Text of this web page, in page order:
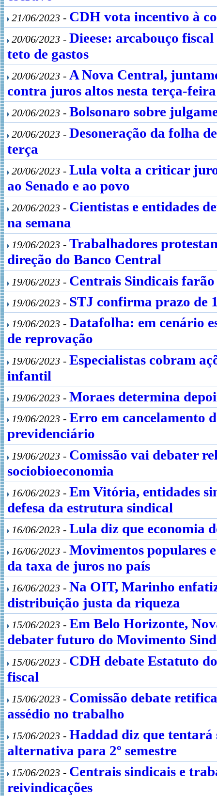
21/06/2023 - CDH vota incentivo à
20/06/2023 - Dieese: arcabouço
teto de gastos
20/06/2023 - A Nova Central,
contra juros altos nesta terça-
20/06/2023 - Bolsonaro sobre
20/06/2023 - Desoneração da folha
terça
20/06/2023 - Lula volta a criticar
ao Senado e ao povo
20/06/2023 - Cientistas e entidades
na semana
19/06/2023 - Trabalhadores
direção do Banco Central
19/06/2023 - Centrais Sindicais
19/06/2023 - STJ confirma prazo de
19/06/2023 - Datafolha: em cenário
de reprovação
19/06/2023 - Especialistas cobram
infantil
19/06/2023 - Moraes determina
19/06/2023 - Erro em cancelamento
previdenciário
19/06/2023 - Comissão vai debater
sociobioeconomia
16/06/2023 - Em Vitória, entidades
defesa da estrutura sindical
16/06/2023 - Lula diz que economia
16/06/2023 - Movimentos populares
da taxa de juros no país
16/06/2023 - Na OIT, Marinho
distribuição justa da riqueza
15/06/2023 - Em Belo Horizonte,
debater futuro do Movimento
15/06/2023 - CDH debate Estatuto
fiscal
15/06/2023 - Comissão debate
assédio no trabalho
15/06/2023 - Haddad diz que tentará
alternativa para 2º semestre
15/06/2023 - Centrais sindicais e
reivindicações